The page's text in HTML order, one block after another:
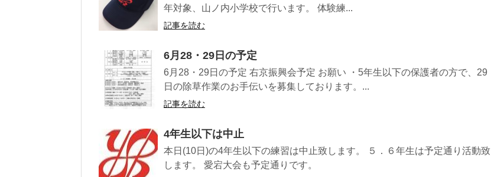
年対象、山ノ内小学校で行います。 体験練...
記事を読む
6月28・29日の予定
6月28・29日の予定 右京振興会予定 お願い ・5年生以下の保護者の方で、29
日の除草作業のお手伝いを募集しております。...
記事を読む
4年生以下は中止
本日(10日)の4年生以下の練習は中止致します。 ５．６年生は予定通り活動致
します。 愛宕大会も予定通りです。